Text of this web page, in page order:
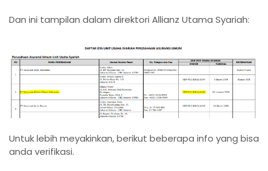
Dan ini tampilan dalam direktori Allianz Utama Syariah:
Untuk lebih meyakinkan, berikut beberapa info yang bisa
anda verifikasi.